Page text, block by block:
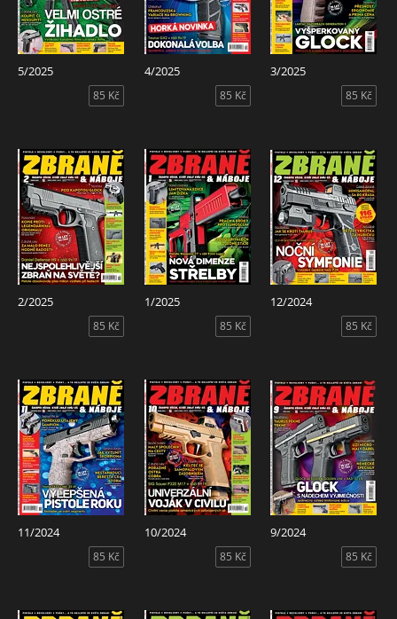
5/2025
85 Kč
4/2025
85 Kč
3/2025
85 Kč
2/2025
85 Kč
1/2025
85 Kč
12/2024
85 Kč
11/2024
85 Kč
10/2024
85 Kč
9/2024
85 Kč